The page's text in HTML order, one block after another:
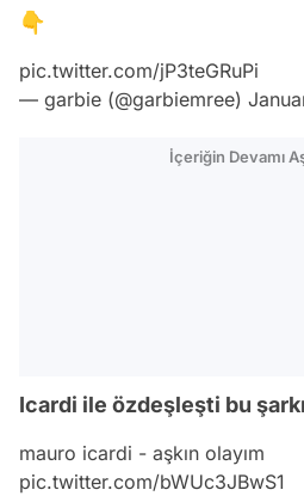
👇
pic.twitter.com/jP3teGRuPi
— garbie (@garbiemree)
İçeriğin Devamı
Icardi ile özdeşleşti bu
mauro icardi - aşkın olayım
pic.twitter.com/bWUc3JBwS1